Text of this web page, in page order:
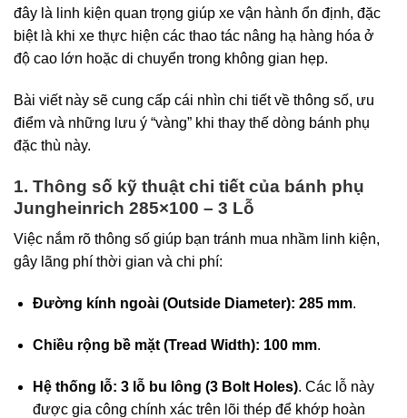
đây là linh kiện quan trọng giúp xe vận hành ổn định, đặc
biệt là khi xe thực hiện các thao tác nâng hạ hàng hóa ở
độ cao lớn hoặc di chuyển trong không gian hẹp.
Bài viết này sẽ cung cấp cái nhìn chi tiết về thông số, ưu
điểm và những lưu ý “vàng” khi thay thế dòng bánh phụ
đặc thù này.
1. Thông số kỹ thuật chi tiết của bánh phụ
Jungheinrich 285×100 – 3 Lỗ
Việc nắm rõ thông số giúp bạn tránh mua nhầm linh kiện,
gây lãng phí thời gian và chi phí:
Đường kính ngoài (Outside Diameter): 285 mm.
Chiều rộng bề mặt (Tread Width): 100 mm.
Hệ thống lỗ: 3 lỗ bu lông (3 Bolt Holes). Các lỗ này
được gia công chính xác trên lõi thép để khớp hoàn